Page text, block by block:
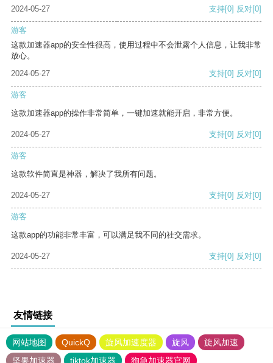
2024-05-27 支持[0] 反对[0]
游客
这款加速器app的安全性很高，使用过程中不会泄露个人信息，让我非常
放心。
2024-05-27
支持[0] 反对[0]
游客
这款加速器app的操作非常简单，一键加速就能开启，非常方便。
2024-05-27 支持[0] 反对[0]
游客
这款软件简直是神器，解决了我所有问题。
2024-05-27 支持[0] 反对[0]
游客
这款app的功能非常丰富，可以满足我不同的社交需求。
2024-05-27 支持[0] 反对[0]
友情链接
网站地图 QuickQ 旋风加速度器 旋风
旋风加速
坚果加速器
tiktok加速器 狗急加速器官网